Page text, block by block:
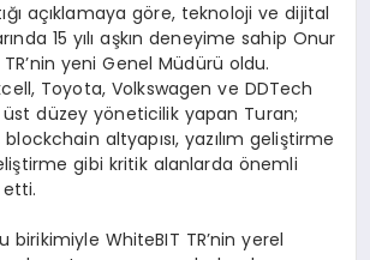
açıklamaya göre, teknoloji ve dijital
15 yılı aşkın deneyime sahip Onur
yeni Genel Müdürü oldu.
Toyota, Volkswagen ve DDTech
düzey yöneticilik yapan Turan;
altyapısı, yazılım geliştirme
gibi kritik alanlarda önemli
birikimiyle WhiteBIT TR’nin yerel